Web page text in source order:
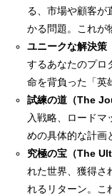
る、市場や顧客が
かる問題。これが
ユニークな解決策
するあなたのプロ
命を背負った「英
試練の道（The
入戦略、ロードマ
めの具体的な計画
究極の宝（The
れた世界、獲得さ
れるリターン。こ